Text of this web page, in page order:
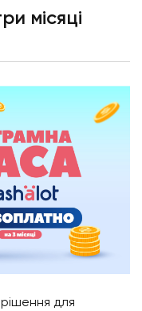
місяці
для